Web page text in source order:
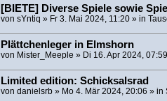
[BIETE] Diverse Spiele sowie
von sYntiq » Fr 3. Mai 2024, 11:20» in
Plättchenleger in Elmshorn
von Mister_Meeple » Di 16. Apr 2024, 07:59
Limited edition: Schicksalsrad
von danielsrb» Mo 4. Mär 2024, 20:06 » in